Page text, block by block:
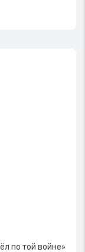
по той войне»